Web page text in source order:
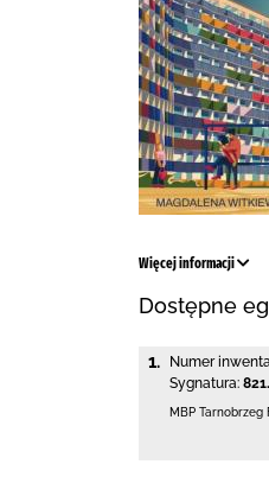
Więcej informacji
Dostępne
1. Numer
Sygnatura:
MBP Tarnobrzeg